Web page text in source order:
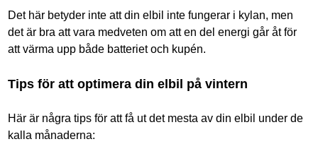
Det här betyder inte att din elbil inte fungerar i kylan, men
det är bra att vara medveten om att en del energi går åt för
att värma upp både batteriet och kupén.
Tips för att optimera din elbil på vintern
Här är några tips för att få ut det mesta av din elbil under de
kalla månaderna: